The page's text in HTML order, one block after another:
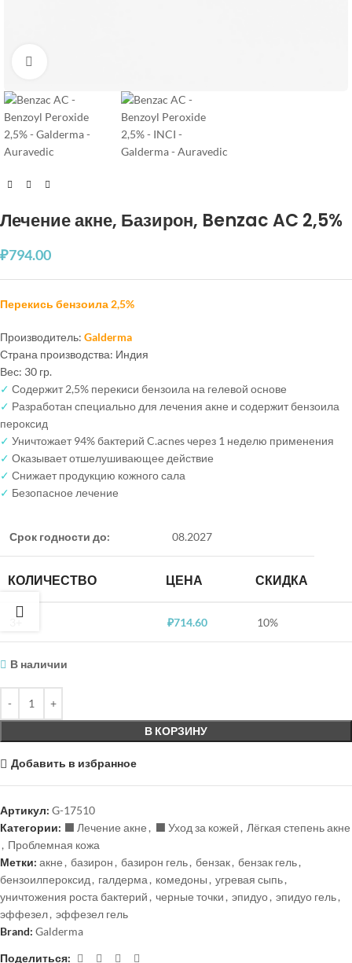
Лечение акне, Базирон, Benzac AC 2,5%
₽794.00
Перекись бензоила 2,5%
Производитель: Galderma
Страна производства: Индия
Вес: 30 гр.
✓ Содержит 2,5% перекиси бензоила на гелевой основе
✓ Разработан специально для лечения акне и содержит бензоила
пероксид
✓ Уничтожает 94% бактерий C.acnes через 1 неделю применения
✓ Оказывает отшелушивающее действие
✓ Снижает продукцию кожного сала
✓ Безопасное лечение
Срок годности до: 08.2027
КОЛИЧЕСТВО ЦЕНА СКИДКА
₽714.60 10%
В наличии
В КОРЗИНУ
Добавить в избранное
Артикул: G-17510
Категории: ⬛️ Лечение акне , ⬛️ Уход за кожей , Лёгкая степень акне
, Проблемная кожа
Метки: акне , базирон , базирон гель, бензак, бензак гель,
бензоилпероксид , галдерма , комедоны , угревая сыпь,
уничтожения роста бактерий , черные точки , эпидуо, эпидуо гель,
эффезел, эффезел гель
Brand: Galderma
Поделиться: